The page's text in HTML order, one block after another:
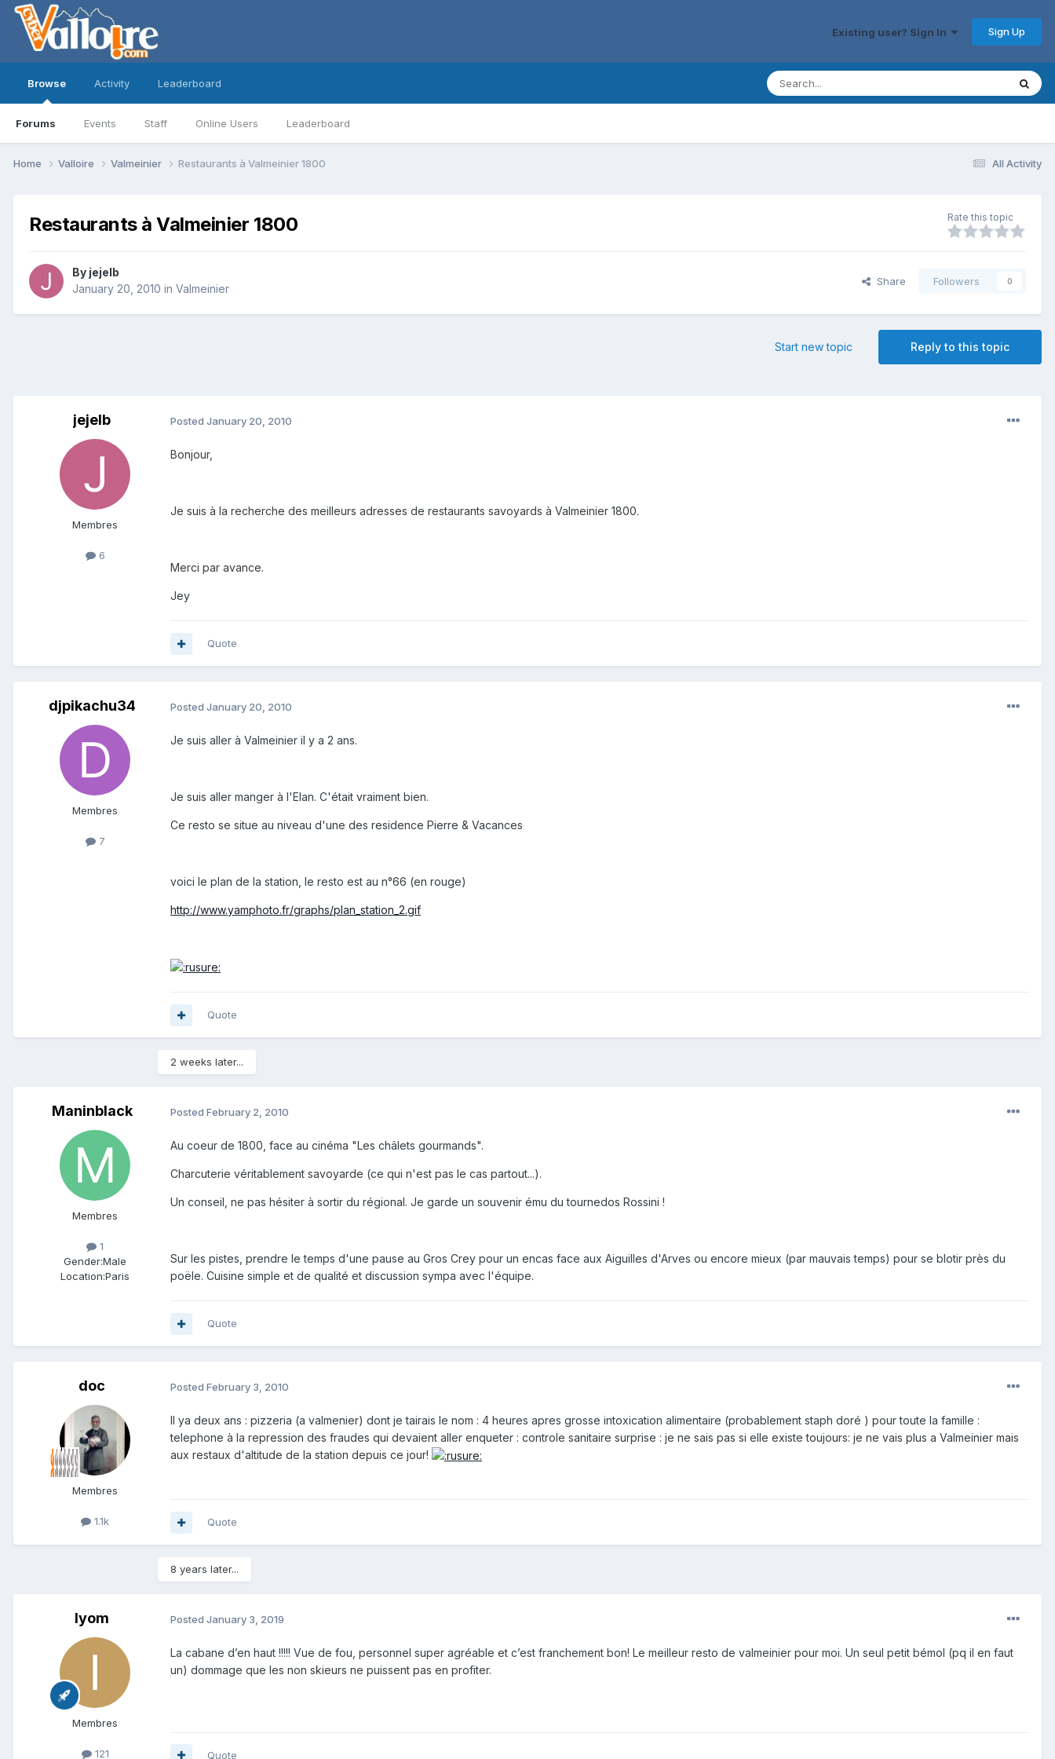
Existing user? Sign In Sign Up
Browse
Forums Events Staff Online Users Leaderboard
Activity Leaderboard
All Activity
Home Valloire Valmeinier Restaurants à Valmeinier 1800
Restaurants à Valmeinier 1800 Rate this topic
By jejelb
January 20, 2010 in Valmeinier
Share Followers 0
Reply to this topic
Start new topic
jejelb
Membres
6
Posted January 20, 2010
Bonjour,
Je suis à la recherche des meilleurs adresses de restaurants savoyards à Valmeinier 1800.
Merci par avance.
Jey
Quote
djpikachu34
Membres
7
Posted January 20, 2010
Je suis aller à Valmeinier il y a 2 ans.
Je suis aller manger à l'Elan. C'était vraiment bien.
Ce resto se situe au niveau d'une des residence Pierre & Vacances
voici le plan de la station, le resto est au n°66 (en rouge)
http://www.yamphoto.fr/graphs/plan_station_2.gif
Quote
2 weeks later...
Maninblack
Membres
1
Gender:Male
Location:Paris
Posted February 2, 2010
Au coeur de 1800, face au cinéma "Les châlets gourmands".
Charcuterie véritablement savoyarde (ce qui n'est pas le cas partout...).
Un conseil, ne pas hésiter à sortir du régional. Je garde un souvenir ému du tournedos Rossini !
Sur les pistes, prendre le temps d'une pause au Gros Crey pour un encas face aux Aiguilles d'Arves ou encore mieux (par mauvais temps) pour se blotir près du
poële. Cuisine simple et de qualité et discussion sympa avec l'équipe.
Quote
doc
Membres
1.1k
Posted February 3, 2010
Il ya deux ans : pizzeria (a valmenier) dont je tairais le nom : 4 heures apres grosse intoxication alimentaire (probablement staph doré ) pour toute la famille :
telephone à la repression des fraudes qui devaient aller enqueter : controle sanitaire surprise : je ne sais pas si elle existe toujours: je ne vais plus a Valmeinier mais
aux restaux d'altitude de la station depuis ce jour!
Quote
8 years later...
Iyom
Membres
121
Posted January 3, 2019
La cabane d’en haut !!!!! Vue de fou, personnel super agréable et c’est franchement bon! Le meilleur resto de valmeinier pour moi. Un seul petit bémol (pq il en faut
un) dommage que les non skieurs ne puissent pas en profiter.
Quote